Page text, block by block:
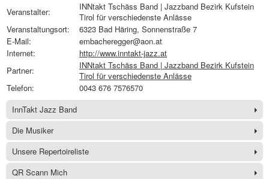
Veranstalter:
INNtakt Tschäss Band | Jazzband Bezirk Kufstein
Tirol für verschiedenste Anlässe
Veranstaltungsort:
6323 Bad Häring, Sonnenstraße 7
E-Mail:
embacheregger@aon.at
Internet:
http://www.inntakt-jazz.at
Partner:
INNtakt Tschäss Band | Jazzband Bezirk Kufstein
Tirol für verschiedenste Anlässe
Telefon:
0043 676 7576570
InnTakt Jazz Band
Die Musiker
Unsere Repertoireliste
QR Scann Mich